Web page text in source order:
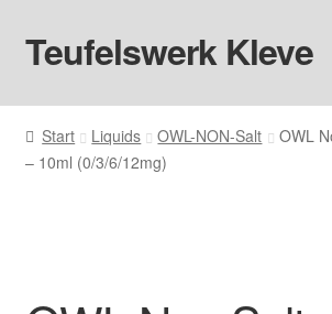
Zur
Navigation
Zum
Inhalt
Teufelswerk Kleve
Startseite
Hardware
Start Liquids OWL-NON-Salt
OWL
– 10ml (0/3/6/12mg)